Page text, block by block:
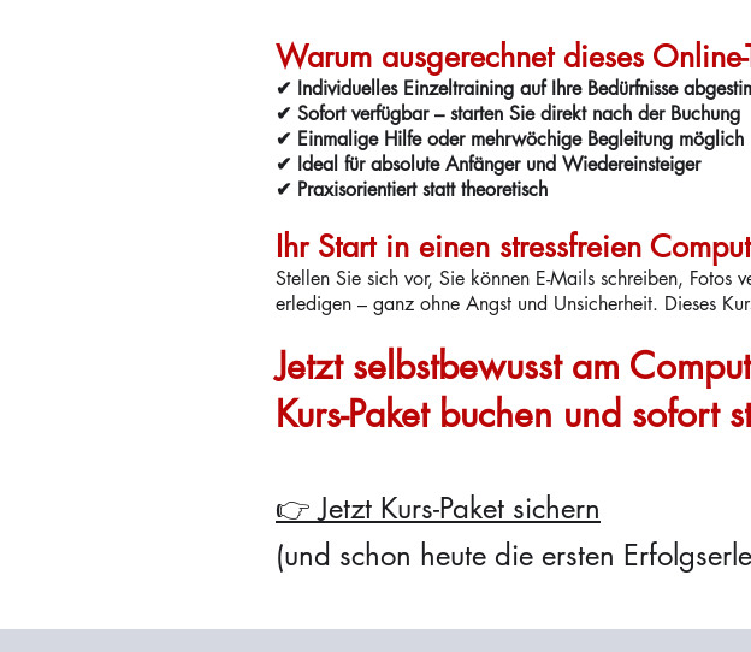
Warum ausgerechnet dieses
✔ Individuelles Einzeltraining auf Ihre Bedürfnisse
✔ Sofort verfügbar – starten Sie direkt nach der Buchung
✔ Einmalige Hilfe oder mehrwöchige Begleitung möglich
✔ Ideal für absolute Anfänger und Wiedereinsteiger
✔ Praxisorientiert statt theoretisch
Ihr Start in einen stressfreien
Stellen Sie sich vor, Sie können E-Mails schreiben,
erledigen – ganz ohne Angst und Unsicherheit. Dieses
Jetzt selbstbewusst am
Kurs-Paket buchen und sofort
👉 Jetzt Kurs-Paket sichern
(und schon heute die ersten